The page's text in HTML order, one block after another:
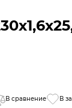
В сравнение В